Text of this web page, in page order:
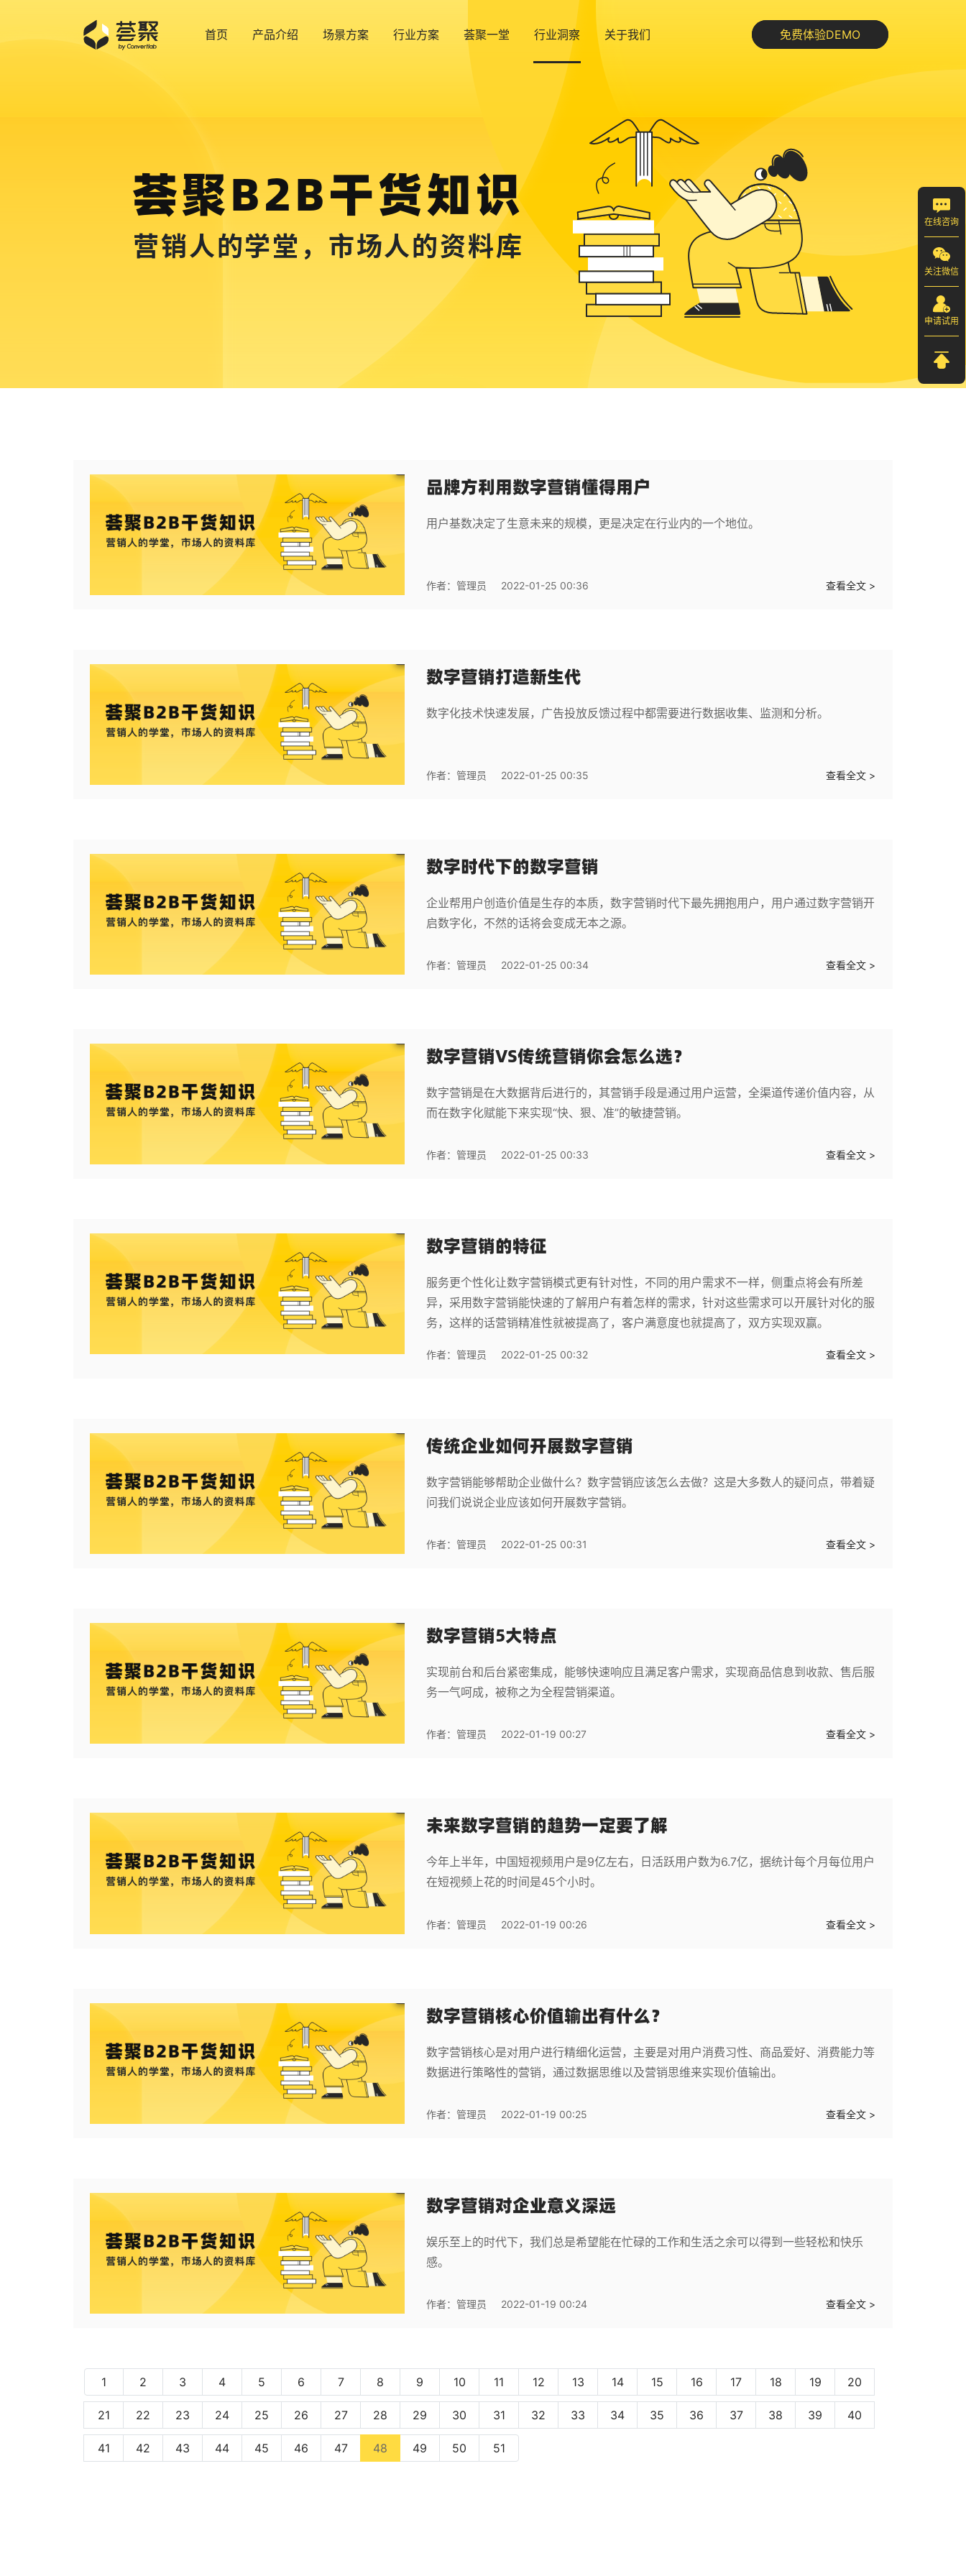
首页 产品介绍 场景方案 行业方案 荟聚一堂 行业洞察 关于我们 免费体验DEMO
荟聚B2B干货知识
营销人的学堂，市场人的资料库
品牌方利用数字营销懂得用户
用户基数决定了生意未来的规模，更是决定在行业内的一个地位。
作者：管理员 2022-01-25 00:36 查看全文 >
数字营销打造新生代
数字化技术快速发展，广告投放反馈过程中都需要进行数据收集、监测和分析。
作者：管理员 2022-01-25 00:35 查看全文 >
数字时代下的数字营销
企业帮用户创造价值是生存的本质，数字营销时代下最先拥抱用户，用户通过数字营销开
启数字化，不然的话将会变成无本之源。
作者：管理员 2022-01-25 00:34 查看全文 >
数字营销VS传统营销你会怎么选？
数字营销是在大数据背后进行的，其营销手段是通过用户运营，全渠道传递价值内容，从
而在数字化赋能下来实现“快、狠、准”的敏捷营销。
作者：管理员 2022-01-25 00:33 查看全文 >
数字营销的特征
服务更个性化让数字营销模式更有针对性，不同的用户需求不一样，侧重点将会有所差
异，采用数字营销能快速的了解用户有着怎样的需求，针对这些需求可以开展针对化的服
务，这样的话营销精准性就被提高了，客户满意度也就提高了，双方实现双赢。
作者：管理员 2022-01-25 00:32 查看全文 >
传统企业如何开展数字营销
数字营销能够帮助企业做什么？数字营销应该怎么去做？这是大多数人的疑问点，带着疑
问我们说说企业应该如何开展数字营销。
作者：管理员 2022-01-25 00:31 查看全文 >
数字营销5大特点
实现前台和后台紧密集成，能够快速响应且满足客户需求，实现商品信息到收款、售后服
务一气呵成，被称之为全程营销渠道。
作者：管理员 2022-01-19 00:27 查看全文 >
未来数字营销的趋势一定要了解
今年上半年，中国短视频用户是9亿左右，日活跃用户数为6.7亿，据统计每个月每位用户
在短视频上花的时间是45个小时。
作者：管理员 2022-01-19 00:26 查看全文 >
数字营销核心价值输出有什么？
数字营销核心是对用户进行精细化运营，主要是对用户消费习性、商品爱好、消费能力等
数据进行策略性的营销，通过数据思维以及营销思维来实现价值输出。
作者：管理员 2022-01-19 00:25 查看全文 >
数字营销对企业意义深远
娱乐至上的时代下，我们总是希望能在忙碌的工作和生活之余可以得到一些轻松和快乐
感。
作者：管理员 2022-01-19 00:24 查看全文 >
1 2 3 4 5 6 7 8 9 10 11 12 13 14 15 16 17 18 19 20
21 22 23 24 25 26 27 28 29 30 31 32 33 34 35 36 37 38 39 40
41 42 43 44 45 46 47 48 (current)
49 50 51
在线咨询
关注微信
申请试用